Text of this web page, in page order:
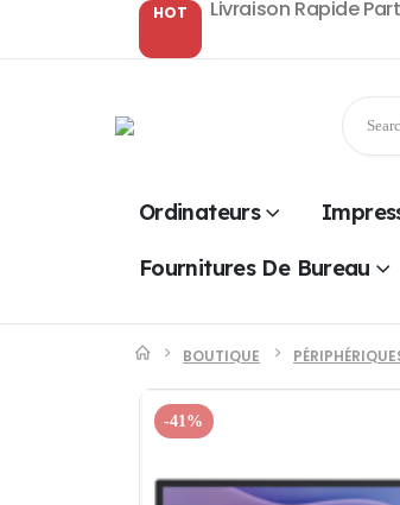
HOT Livraison Rapide
Ordinateurs
Fournitures De Bureau
BOUTIQUE
-41%